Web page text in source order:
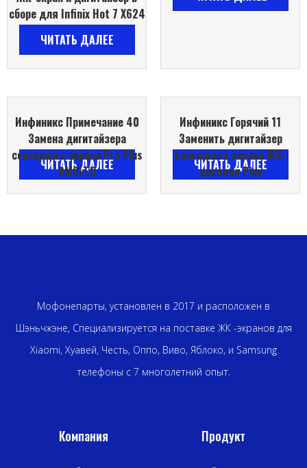
сборе для Infinix Hot 7 X624
ЧИТАТЬ ДАЛЕЕ
Инфиникс Примечание 40
Замена дигитайзера
сенсорного экрана Pro Plus
AMOLED
ЧИТАТЬ ДАЛЕЕ
Инфиникс Горячий 11
Заменить дигитайзер
сенсорного экрана ЖК-
дисплея Play
ЧИТАТЬ ДАЛЕЕ
Мофонепарты, установлен в 2017 и расположен в
Шэньчжэне, Специализируется на поставке ЖК -экранов для
Xiaomi, Хуавей, Честь, Оппо, Виво, Яблоко, и Samsung
телефоны с 7 многолетний опыт.
Компания Продукт